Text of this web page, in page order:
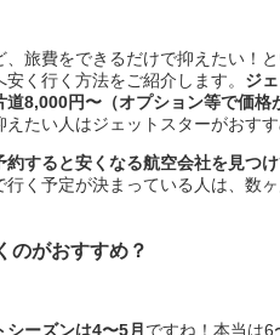
、旅費をできるだけで抑えたい！
く行く方法をご紹介します。 ジ
道8,000円〜（オプション等で価
えたい人はジェットスターがおすす
約すると安くなる航空会社を見つ
行く予定が決まっている人は、数
のがおすすめ？
シーズンは4〜5月 ですね！本当は6